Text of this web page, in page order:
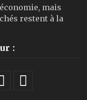
mais
restent à la
: